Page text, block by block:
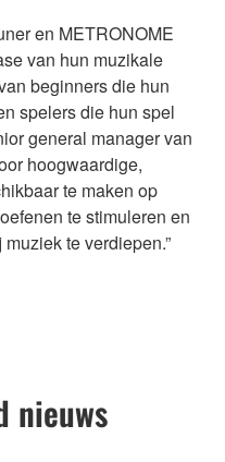
en METRONOME
van hun muzikale
beginners die hun
spelers die hun spel
general manager van
hoogwaardige,
te maken op
te stimuleren en
te verdiepen.”
nieuws